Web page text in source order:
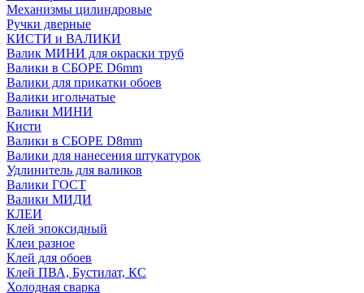
Механизмы цилиндровые
Ручки дверные
КИСТИ и ВАЛИКИ
Валик МИНИ для окраски труб
Валики в СБОРЕ D6mm
Валики для прикатки обоев
Валики игольчатые
Валики МИНИ
Кисти
Валики в СБОРЕ D8mm
Валики для нанесения штукатурок
Удлинитель для валиков
Валики ГОСТ
Валики МИДИ
КЛЕИ
Клей эпоксидный
Клеи разное
Клей для обоев
Клей ПВА, Бустилат, КС
Холодная сварка